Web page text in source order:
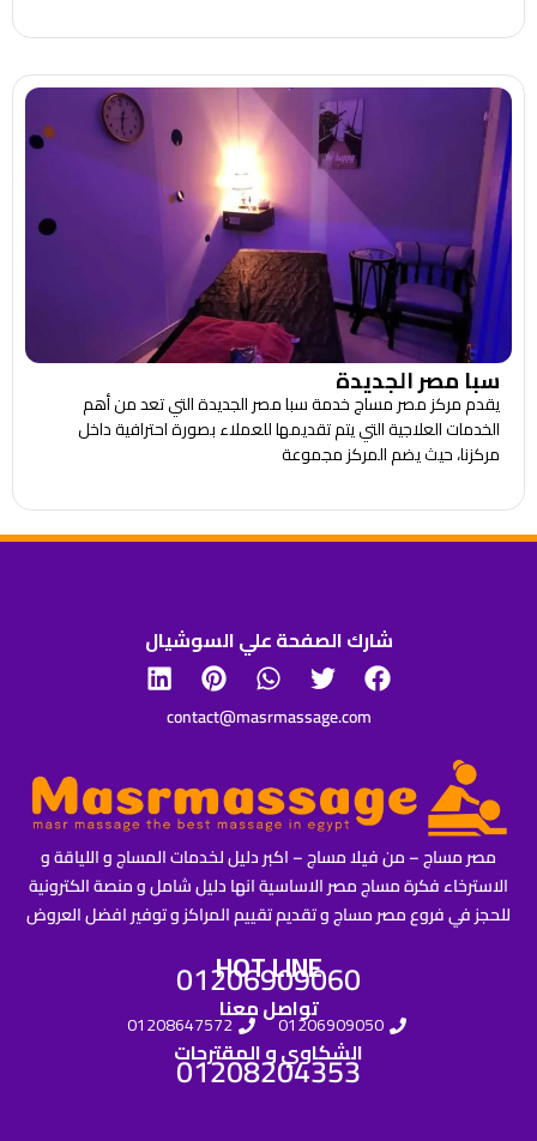
سبا مصر الجديدة
يقدم مركز مصر مساج خدمة سبا مصر الجديدة التي تعد من أهم
الخدمات العلاجية التي يتم تقديمها للعملاء بصورة احترافية داخل
مركزنا، حيث يضم المركز مجموعة
شارك الصفحة علي السوشيال
contact@masrmassage.com
مصر مساج – من فيلا مساج – اكبر دليل لخدمات المساج و اللياقة و
الاسترخاء فكرة مساج مصر الاساسية انها دليل شامل و منصة الكترونية
للحجز في فروع مصر مساج و تقديم تقييم المراكز و توفير افضل العروض
HOT LINE
01206909060
تواصل معنا01206909050
01208647572
الشكاوي و المقترحات
01208204353